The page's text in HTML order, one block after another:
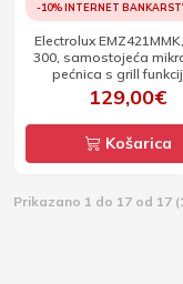
-10% INTERNET
Electrolux
300, samostojeća
pećnica s grill
129,00€
Košarica
Prikazano 1 do 17 od 17